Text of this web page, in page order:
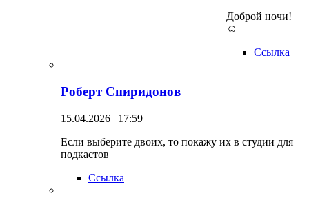
Доброй ночи!
☺
Ссылка
Роберт Спиридонов
15.04.2026 | 17:59
Если выберите двоих, то покажу их в студии для
подкастов
Ссылка